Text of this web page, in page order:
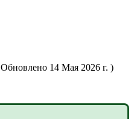
Обновлено 14 Мая 2026 г. )